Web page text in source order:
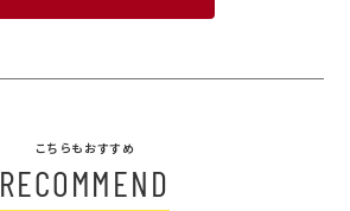
こちらもおすすめ
RECOMMEND